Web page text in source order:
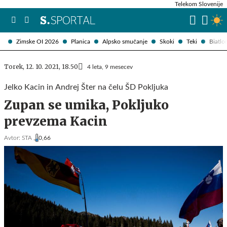
Zimske OI 2026 Planica Alpsko smučanje Skoki Teki
Telekom Slovenije
Torek, 12. 10. 2021, 18.50 4 leta, 9 mesecev
Jelko Kacin in Andrej Šter na čelu ŠD Pokljuka
Zupan se umika, Pokljuko
prevzema Kacin
Avtor: STA , 0,66